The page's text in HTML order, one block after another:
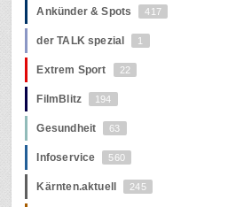
Ankünder & Spots 417
der TALK spezial 1
Extrem Sport 22
FilmBlitz 194
Gesundheit 63
Infoservice 560
Kärnten.aktuell 245